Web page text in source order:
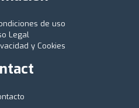
de uso
Legal
y Cookies